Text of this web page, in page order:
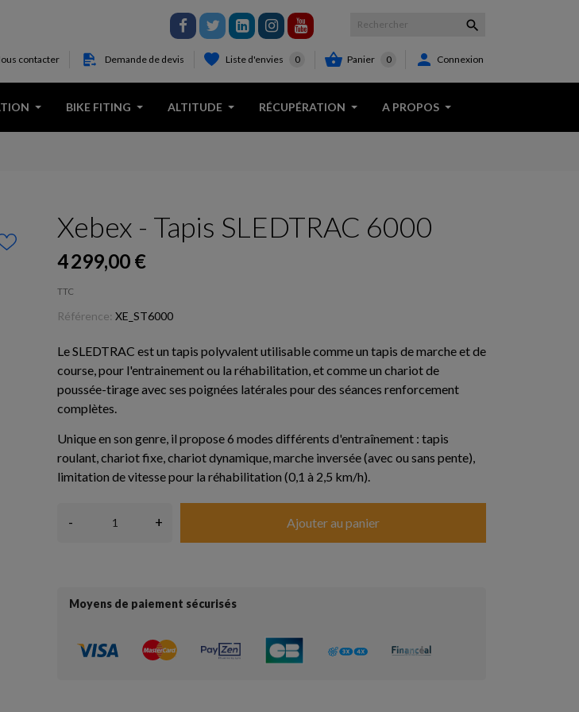

contacter Demande de devis Liste d'envies 0  Panier 0  Connexion
BIKE FITING ALTITUDE RÉCUPÉRATION A PROPOS
Xebex - Tapis SLEDTRAC 6000
4 299,00 €
TTC
Référence: XE_ST6000
Le SLEDTRAC est un tapis polyvalent utilisable comme un tapis de marche et de
course, pour l'entrainement ou la réhabilitation, et comme un chariot de
poussée-tirage avec ses poignées latérales pour des séances renforcement
complètes.
Unique en son genre, il propose 6 modes différents d'entraînement : tapis
roulant, chariot fixe, chariot dynamique, marche inversée (avec ou sans pente),
limitation de vitesse pour la réhabilitation (0,1 à 2,5 km/h).
- + Ajouter au panier
Moyens de paiement sécurisés